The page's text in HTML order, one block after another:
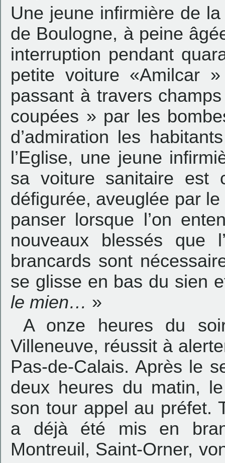
Une jeune infirmière de
de Boulogne, à peine
interruption pendant
petite voiture «Amilcar
passant à travers
coupées » par les
d’admiration les
l’Eglise, une jeune
sa voiture sanitaire est
défigurée, aveuglée par
panser lorsque l’on
nouveaux blessés que
brancards sont
se glisse en bas du sien
le mien… »
A onze heures du
Villeneuve, réussit à
Pas-de-Calais. Après le
deux heures du matin,
son tour appel au préfet.
a déjà été mis en
Montreuil, Saint-Orner,